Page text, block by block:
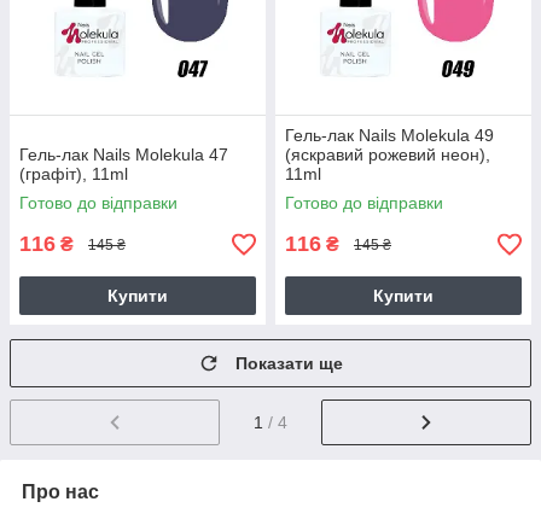
Гель-лак Nails Molekula 47
(графіт), 11ml
Готово до відправки
116 ₴ 145 ₴
Купити
Гель-лак Nails Molekula 49
(яскравий рожевий неон),
11ml
Готово до відправки
116 ₴ 145 ₴
Купити
Показати ще
1 / 4
Про нас